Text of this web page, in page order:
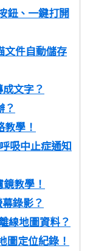
鈕、一鍵打開
文件自動儲存
文字？
？
學！
吸中止症通知
教學！
錄影？
線地圖資料？
圖定位紀錄！